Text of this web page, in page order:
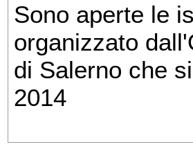
Sono aperte le
organizzato
di Salerno che
2014